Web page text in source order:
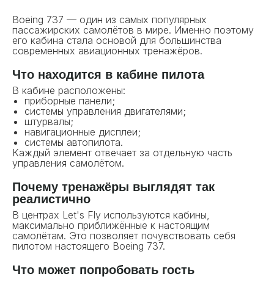
Boeing 737 — один из самых популярных
пассажирских самолётов в мире. Именно поэтому
его кабина стала основой для большинства
современных авиационных тренажёров.
Что находится в кабине пилота
В кабине расположены:
приборные панели;
системы управления двигателями;
штурвалы;
навигационные дисплеи;
системы автопилота.
Каждый элемент отвечает за отдельную часть
управления самолётом.
Почему тренажёры выглядят так
реалистично
В центрах Let's Fly используются кабины,
максимально приближённые к настоящим
самолётам. Это позволяет почувствовать себя
пилотом настоящего Boeing 737.
Что может попробовать гость